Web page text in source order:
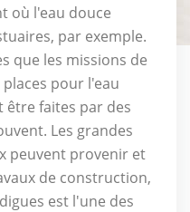
où l'eau douce
par exemple.
que les missions de
pour l'eau
faites par des
Les grandes
peuvent provenir et
de construction,
est l'une des